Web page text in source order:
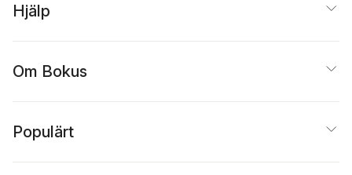
Hjälp
Om Bokus
Populärt